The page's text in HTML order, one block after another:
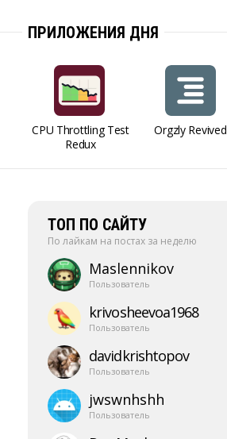
ПРИЛОЖЕНИЯ ДНЯ
CPU Throttling Test
Redux
Orgzly Revived
ТОП ПО САЙТУ
По лайкам на постах за неделю
Maslennikov
Пользователь
krivosheevoa1968
Пользователь
davidkrishtopov
Пользователь
jwswnhshh
Пользователь